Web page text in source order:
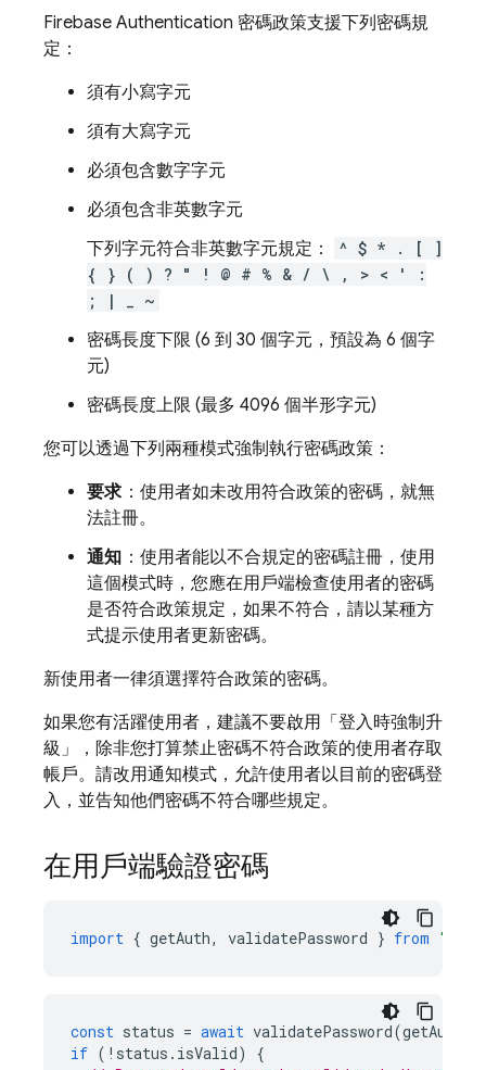
Firebase Authentication 密碼政策支援下列密碼規
定：
須有小寫字元
須有大寫字元
必須包含數字字元
必須包含非英數字元
下列字元符合非英數字元規定：
^ $ * . [ ]
{ } ( ) ? " ! @ # % & / \ , > < ' :
; | _ ~
密碼長度下限 (6 到 30 個字元，預設為 6 個字
元)
密碼長度上限 (最多 4096 個半形字元)
您可以透過下列兩種模式強制執行密碼政策：
要求 ：使用者如未改用符合政策的密碼，就無
法註冊。
通知 ：使用者能以不合規定的密碼註冊，使用
這個模式時，您應在用戶端檢查使用者的密碼
是否符合政策規定，如果不符合，請以某種方
式提示使用者更新密碼。
新使用者一律須選擇符合政策的密碼。
如果您有活躍使用者，建議不要啟用「登入時強制升
級」，除非您打算禁止密碼不符合政策的使用者存取
帳戶。請改用通知模式，允許使用者以目前的密碼登
入，並告知他們密碼不符合哪些規定。
在用戶端驗證密碼
import { getAuth, validatePassword } from
const status = await validatePassword(getAuth
if ( ! status . isValid)
{